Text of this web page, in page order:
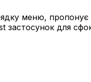
меню,
для